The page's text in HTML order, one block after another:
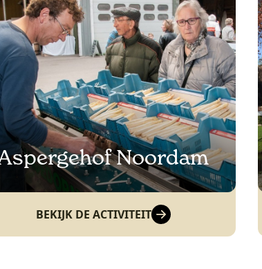
Noordam
BEKIJK DE ACTIVITEIT